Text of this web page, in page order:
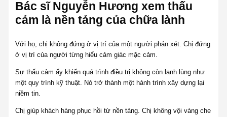
Bác sĩ Nguyễn Hương xem thấu
cảm là nền tảng của chữa lành
Với họ, chị không đứng ở vị trí của một người phán xét. Chị đứng
ở vị trí của người từng hiểu cảm giác mặc cảm.
Sự thấu cảm ấy khiến quá trình điều trị không còn lạnh lùng như
một quy trình kỹ thuật. Nó trở thành một hành trình xây dựng lại
niềm tin.
Chị giúp khách hàng phục hồi từ nền tảng. Chị không vội vàng che